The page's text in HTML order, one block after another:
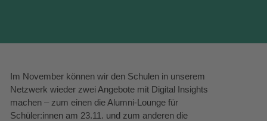
Im November können wir den Schulen in unserem
Netzwerk wieder zwei Angebote mit Digital Insights
machen – zum einen die Alumni-Lounge für
Schüler:innen am 23.11. und zum anderen die